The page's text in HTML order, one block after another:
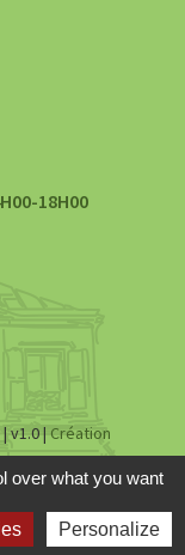
18H00
v1.0 | Création
Politique de
confidentialité
over what you want
Personalize